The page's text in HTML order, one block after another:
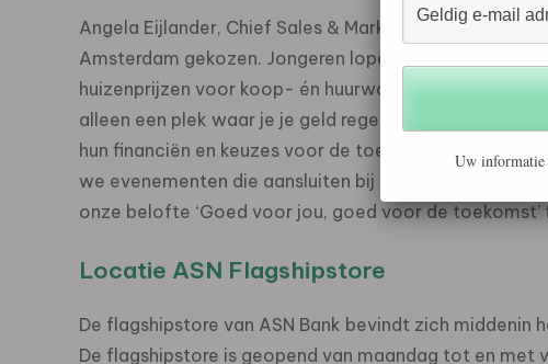
Angela Eijlander, Chief Sales & Marketing Officer bij
Amsterdam gekozen. Jongeren lopen hier namelijk
huizenprijzen voor koop- én huurwoningen, en
alleen een plek waar je je geld regelt: we willen echt
hun financiën en keuzes voor de toekomst te maken.
we evenementen die aansluiten bij verschillende
onze belofte ‘Goed voor jou, goed voor de toekomst’
Locatie ASN Flagshipstore
De flagshipstore van ASN Bank bevindt zich middenin
De flagshipstore is geopend van maandag tot en met
Uw informatie